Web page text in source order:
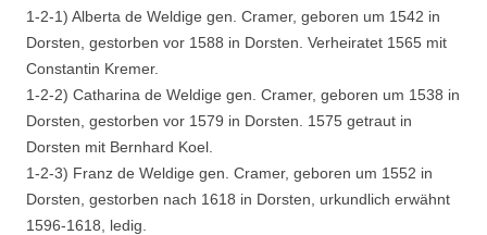
1-2-1) Alberta de Weldige gen. Cramer, geboren um 1542 in
Dorsten, gestorben vor 1588 in Dorsten. Verheiratet 1565 mit
Constantin Kremer.
1-2-2) Catharina de Weldige gen. Cramer, geboren um 1538 in
Dorsten, gestorben vor 1579 in Dorsten. 1575 getraut in
Dorsten mit Bernhard Koel.
1-2-3) Franz de Weldige gen. Cramer, geboren um 1552 in
Dorsten, gestorben nach 1618 in Dorsten, urkundlich erwähnt
1596-1618, ledig.